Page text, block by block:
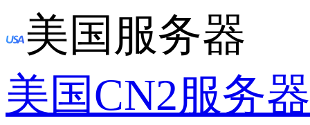
美国服务器
美国CN2服务器